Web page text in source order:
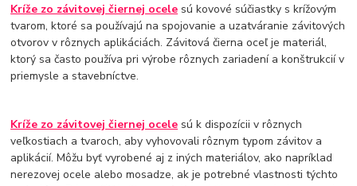
Kríže zo závitovej čiernej ocele sú kovové súčiastky s krížovým
tvarom, ktoré sa používajú na spojovanie a uzatváranie závitových
otvorov v rôznych aplikáciách. Závitová čierna oceľ je materiál,
ktorý sa často používa pri výrobe rôznych zariadení a konštrukcií v
priemysle a stavebníctve.
Kríže zo závitovej čiernej ocele sú k dispozícii v rôznych
veľkostiach a tvaroch, aby vyhovovali rôznym typom závitov a
aplikácií. Môžu byť vyrobené aj z iných materiálov, ako napríklad
nerezovej ocele alebo mosadze, ak je potrebné vlastnosti týchto